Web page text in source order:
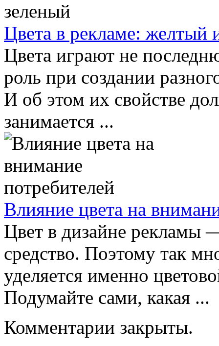
Цвета в рекламе: желтый
Цвета играют не
роль при создании
И об этом их свойстве
занимается ...
Влияние цвета на
Цвет в дизайне рекламы
средство. Поэтому так
уделяется именно
Подумайте сами, какая ...
Комментарии закрыты.